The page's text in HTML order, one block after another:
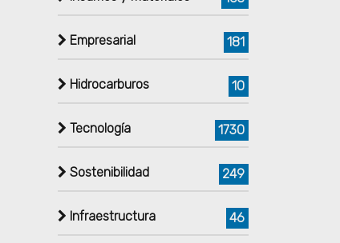
Empresarial 181
Hidrocarburos 10
Tecnología 1730
Sostenibilidad 249
Infraestructura 46